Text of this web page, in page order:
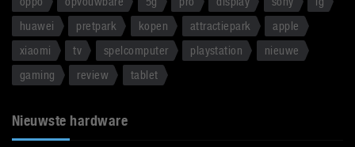
huawei
pretpark kopen attractiepark
apple
xiaomi
tv spelcomputer playstation
nieuwe
gaming
review tablet
Nieuwste hardware